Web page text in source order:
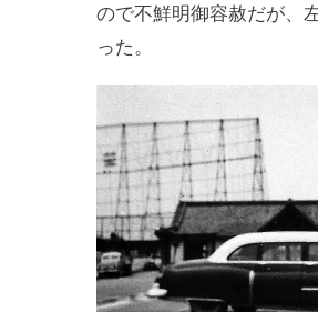
ので不鮮明御容赦だが、
った。